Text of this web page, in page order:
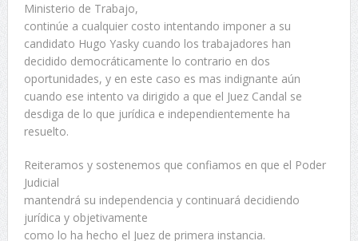
Ministerio de Trabajo,
continúe a cualquier costo intentando imponer a su
candidato Hugo Yasky cuando los trabajadores han
decidido democráticamente lo contrario en dos
oportunidades, y en este caso es mas indignante aún
cuando ese intento va dirigido a que el Juez Candal se
desdiga de lo que jurídica e independientemente ha
resuelto.
Reiteramos y sostenemos que confiamos en que el Poder
Judicial
mantendrá su independencia y continuará decidiendo
jurídica y objetivamente
como lo ha hecho el Juez de primera instancia.